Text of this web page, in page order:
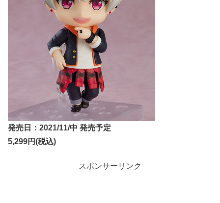
発売日：2021/11/中 発売予定
5,299円(税込)
スポンサーリンク